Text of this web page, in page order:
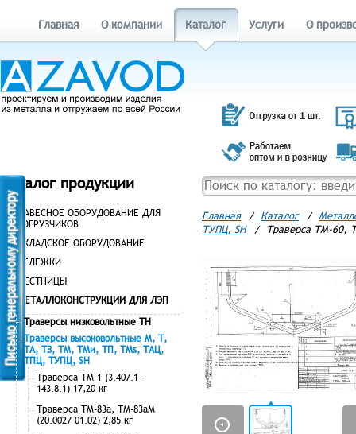
Главная О компании Каталог Услуги О
Каталог продукции
НАВЕСНОЕ ОБОРУДОВАНИЕ ДЛЯ
ПОГРУЗЧИКОВ
СКЛАДСКОЕ ОБОРУДОВАНИЕ
ТЕЛЕЖКИ
ЛЕСТНИЦЫ
МЕТАЛЛОКОНСТРУКЦИИ ДЛЯ ЛЭП
Траверсы низковольтные ТН
Траверсы высоковольтные М, Т,
ТА, ТЗ, ТМ, ТМи, ТП, ТМs, ТАЦ,
ТПЦ, ТУПЦ, SH
Траверса ТМ-1 (3.407.1-
143.8.1) 17,20 кг
Траверса ТМ-83а, ТМ-83аМ
(20.0027 01.02) 2,85 кг
Главная / Каталог /
ТУПЦ, SH
/ Траверса ТМ-60,